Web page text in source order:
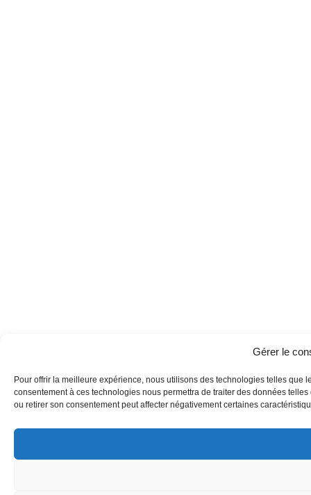
Gérer le
Pour offrir la meilleure expérience, nous utilisons des technologies telles
consentement à ces technologies nous permettra de traiter des données
ou retirer son consentement peut affecter négativement certaines